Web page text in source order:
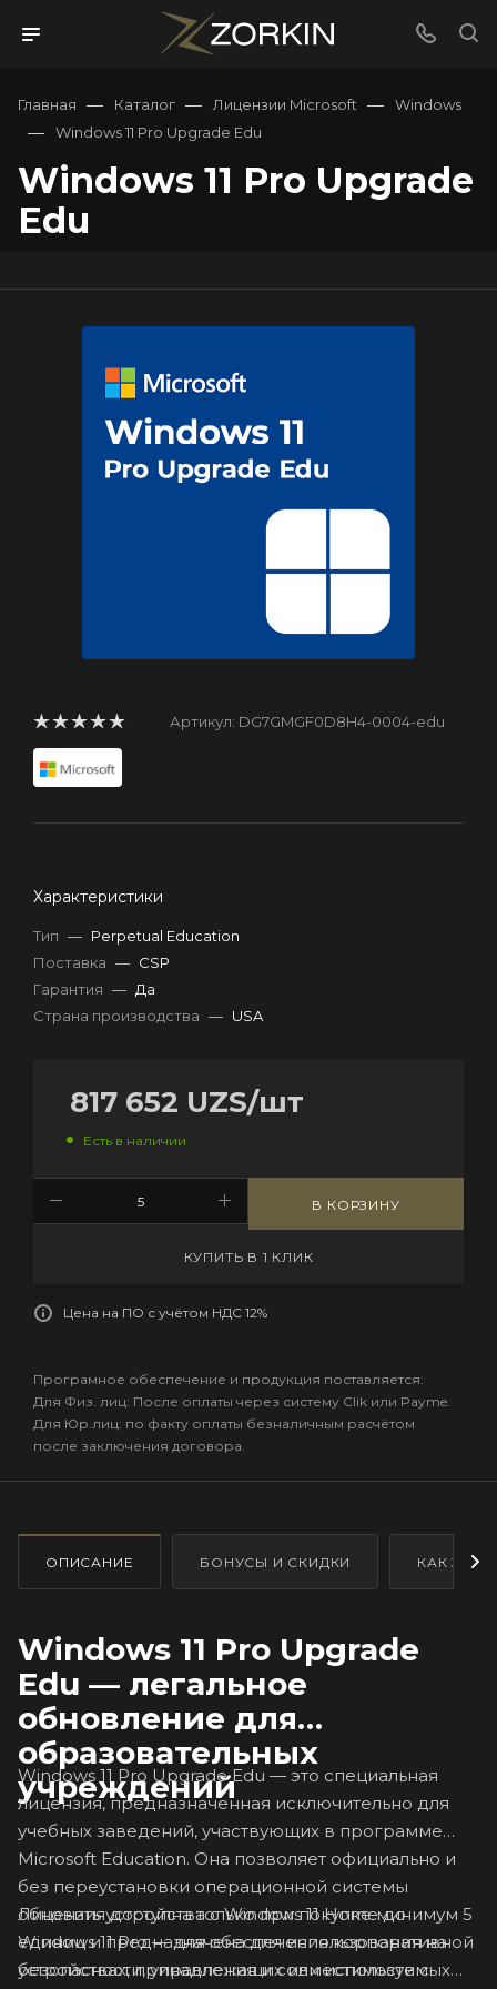
Главная — Каталог — Лицензии Microsoft — Windows
— Windows 11 Pro Upgrade Edu
Windows 11 Pro Upgrade
Edu
Артикул: DG7GMGF0D8H4-0004-edu
Характеристики
Тип — Perpetual Education
Поставка — CSP
Гарантия — Да
Страна производства — USA
817 652 UZS/шт
Есть в наличии
В КОРЗИНУ
КУПИТЬ В 1 КЛИК
Цена на ПО с учётом НДС 12%
Програмное обеспечение и продукция поставляется:
Для Физ. лиц: После оплаты через систему Clik или Payme.
Для Юр.лиц: по факту оплаты безналичным расчётом
после заключения договора.
ОПИСАНИЕ БОНУСЫ И СКИДКИ КАК
Windows 11 Pro Upgrade
Edu — легальное
обновление для
образовательных
учреждений
Windows 11 Pro Upgrade Edu — это специальная
лицензия, предназначенная исключительно для
учебных заведений, участвующих в программе
Microsoft Education. Она позволяет официально и
без переустановки операционной системы
обновить устройства с Windows 11 Home до
Windows 11 Pro — для обеспечения корпоративной
безопасности, управления и совместимости с
Лицензия доступна только при покупке минимум 5
единиц и предназначена для использования на
устройствах, принадлежащих или используемых